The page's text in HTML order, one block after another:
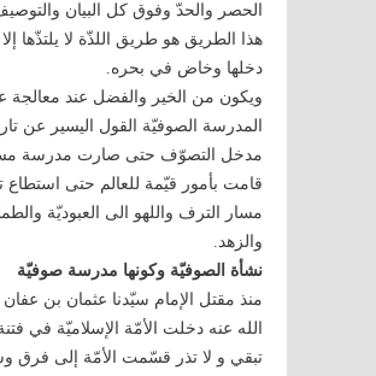
الحصر والحدّ وفوق كل البيان
هذا الطريق هو طريق اللذّة لا يلتذّها
دخلها وخاض في بحره.
ويكون من الخير والفضل عند معالجة
المدرسة الصوفيّة القول اليسير عن
مدخل التصوّف حتى صارت مدرسة
قامت بأمور قيّمة للعالم حتى استطاع
مسار الترف واللهو الى العبوديّة
والزهد.
نشأة الصوفيّة وكونها مدرسة صوفيّة
منذ مقتل الإمام سيّدنا عثمان بن
الله عنه دخلت الأمّة الإسلاميّة في
تبقي و لا تذر قسّمت الأمّة إلى فرق